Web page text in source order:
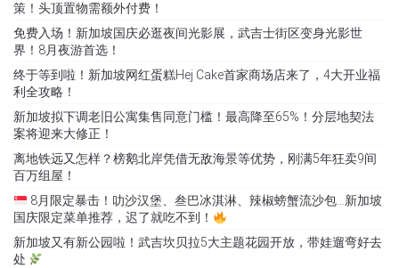
策！头顶置物需额外付费！
免费入场！新加坡国庆必逛夜间光影展，武吉士街区变身光影世
界！8月夜游首选！
终于等到啦！新加坡网红蛋糕Hej Cake首家商场店来了，4大开业福
利全攻略！
新加坡拟下调老旧公寓集售同意门槛！最高降至65%！分层地契法
案将迎来大修正！
离地铁远又怎样？榜鹅北岸凭借无敌海景等优势，刚满5年狂卖9间
百万组屋！
8月限定暴击！叻沙汉堡、叁巴冰淇淋、辣椒螃蟹流沙包…新加坡
国庆限定菜单推荐，迟了就吃不到！
新加坡又有新公园啦！武吉坎贝拉5大主题花园开放，带娃遛弯好去
处